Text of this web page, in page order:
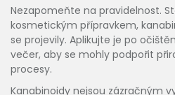
Nezapomeňte na pravidelnost.
kosmetickým přípravkem,
se projevily. Aplikujte je po
večer, aby se mohly podpořit
procesy.
Kanabinoidy nejsou zázračným